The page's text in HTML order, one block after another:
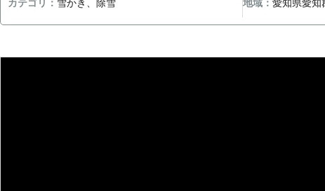
カテゴリ： 雪かき、除雪 地域：愛知県愛知